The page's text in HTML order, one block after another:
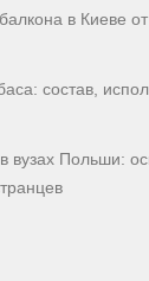
в Киеве
состав,
вузах Польши: